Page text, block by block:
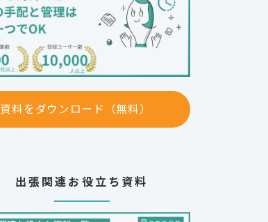
資料をダウンロード（無料）
出張関連お役立ち資料